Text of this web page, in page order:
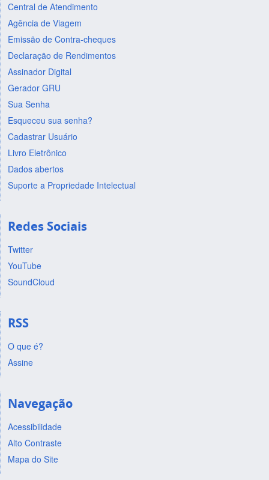
Central de Atendimento
Agência de Viagem
Emissão de Contra-cheques
Declaração de Rendimentos
Assinador Digital
Gerador GRU
Sua Senha
Esqueceu sua senha?
Cadastrar Usuário
Livro Eletrônico
Dados abertos
Suporte a Propriedade Intelectual
Redes Sociais
Twitter
YouTube
SoundCloud
RSS
O que é?
Assine
Navegação
Acessibilidade
Alto Contraste
Mapa do Site